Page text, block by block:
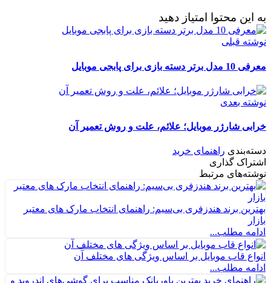
به این محتوا امتیاز دهید
نوشته قبلی
معرفی 10 مدل برتر دسته بازی برای پابجی موبایل
نوشته بعدی
خرابی شارژر موبایل؛ علائم، علت و روش تعمیر آن
دسته‌بندی راهنمای خرید
اشتراک گذاری
نوشته‌های مرتبط
بهترین برند هندزفری بی‌سیم: راهنمای انتخاب مارک های معتبر
بازار
ادامه مطلب...
انواع قاب موبایل بر اساس ویژگی های مختلف آن
ادامه مطلب...